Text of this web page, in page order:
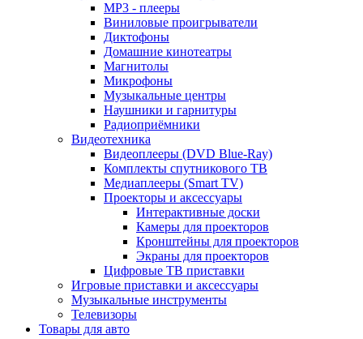
MP3 - плееры
Виниловые проигрыватели
Диктофоны
Домашние кинотеатры
Магнитолы
Микрофоны
Музыкальные центры
Наушники и гарнитуры
Радиоприёмники
Видеотехника
Видеоплееры (DVD Blue-Ray)
Комплекты спутникового ТВ
Медиаплееры (Smart TV)
Проекторы и аксессуары
Интерактивные доски
Камеры для проекторов
Кронштейны для проекторов
Экраны для проекторов
Цифровые ТВ приставки
Игровые приставки и аксессуары
Музыкальные инструменты
Телевизоры
Товары для авто